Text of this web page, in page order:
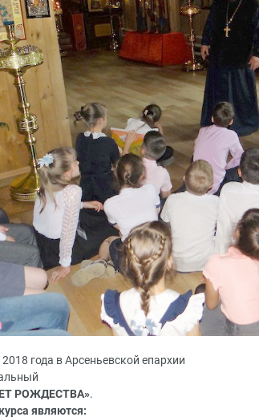
года в Арсеньевской епархии
РОЖДЕСТВА».
являются: